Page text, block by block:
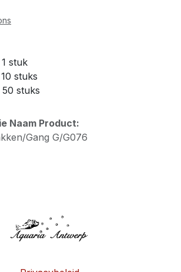
stuk
stuks
stuks
Naam Product:
Gang G/G076